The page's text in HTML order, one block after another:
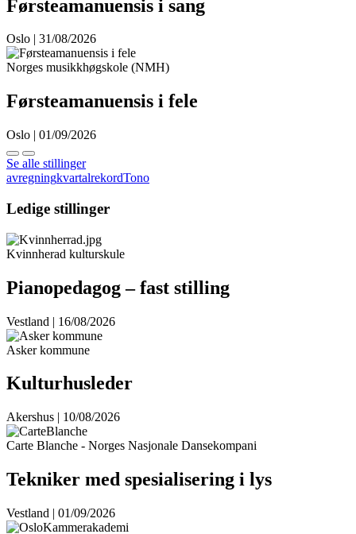
Førsteamanuensis i sang
Oslo | 31/08/2026
Norges musikkhøgskole (NMH)
Førsteamanuensis i fele
Oslo | 01/09/2026
Se alle stillinger
avregningkvartalrekordTono
Ledige stillinger
Kvinnherad kulturskule
Pianopedagog – fast stilling
Vestland | 16/08/2026
Asker kommune
Kulturhusleder
Akershus | 10/08/2026
Carte Blanche - Norges Nasjonale Dansekompani
Tekniker med spesialisering i lys
Vestland | 01/09/2026